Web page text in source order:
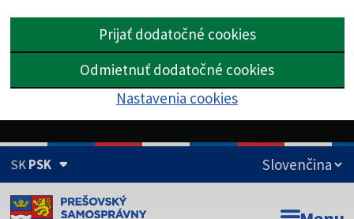
Prijať dodatočné cookies
Odmietnuť dodatočné cookies
Nastavenia cookies
SKPSK
Doména psk.sk je oficiálna